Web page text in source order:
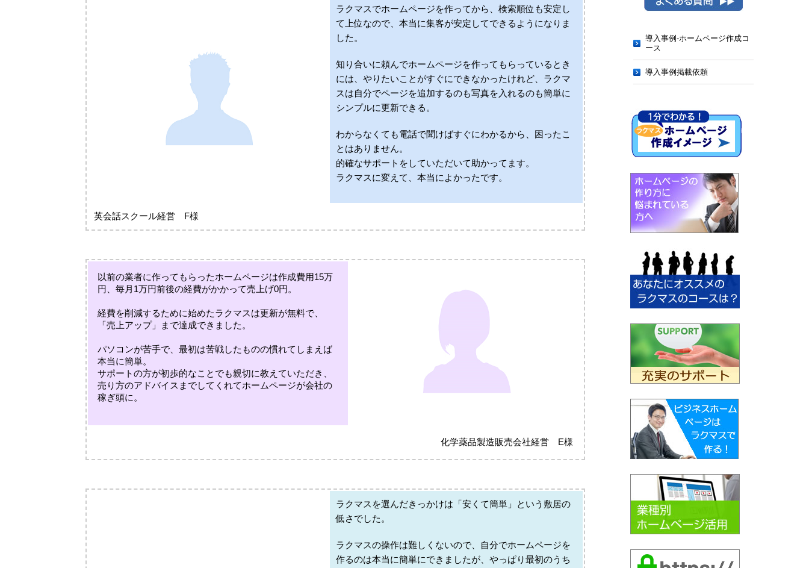
ラクマスでホームページを作ってから、検索順位も安定し
て上位なので、本当に集客が安定してできるようになりま
した。
知り合いに頼んでホームページを作ってもらっているとき
には、やりたいことがすぐにできなかったけれど、ラクマ
スは自分でページを追加するのも写真を入れるのも簡単に
シンプルに更新できる。
わからなくても電話で聞けばすぐにわかるから、困ったこ
とはありません。
的確なサポートをしていただいて助かってます。
ラクマスに変えて、本当によかったです。
英会話スクール経営 F様
以前の業者に作ってもらったホームページは作成費用15万
円、毎月1万円前後の経費がかかって売上げ0円。
経費を削減するために始めたラクマスは更新が無料で、
「売上アップ」まで達成できました。
パソコンが苦手で、最初は苦戦したものの慣れてしまえば
本当に簡単。
サポートの方が初歩的なことでも親切に教えていただき、
売り方のアドバイスまでしてくれてホームページが会社の
稼ぎ頭に。
化学薬品製造販売会社経営 E様
ラクマスを選んだきっかけは「安くて簡単」という敷居の
低さでした。
ラクマスの操作は難しくないので、自分でホームページを
作るのは本当に簡単にできましたが、やっぱり最初のうち
導入事例-ホームページ作成コ
ース
導入事例掲載依頼